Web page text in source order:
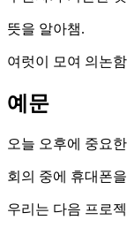
뜻을 알아챔.
여럿이 모여 의논
예문
오늘 오후에 중요
회의 중에 휴대폰
우리는 다음 프로